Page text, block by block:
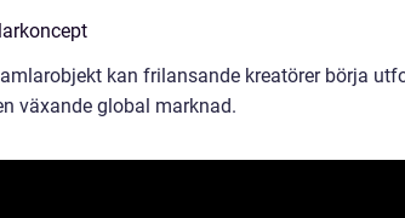
kan frilansande kreatörer börja
växande global marknad.